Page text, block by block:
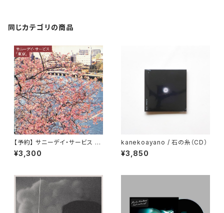
同じカテゴリの商品
【予約】 サニーデイ・サービス /
東京 （CD）
¥3,300
kanekoayano / 石の糸（CD）
¥3,850